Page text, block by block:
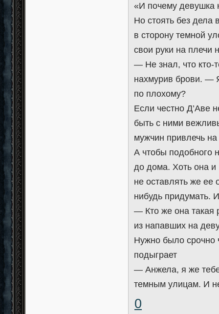
«И почему девушка
Но стоять без дела
в сторону темной
свои руки на плечи
— Не знал, что кто-
нахмурив брови. —
по плохому?
Если честно Д’Аве
быть с ними
мужчин привлечь
А чтобы подобного
до дома. Хоть она и
не оставлять же ее
нибудь придумать.
— Кто же она такая
из напавших на
Нужно было срочно
подыграет
— Анжела, я же
темным улицам. И
0